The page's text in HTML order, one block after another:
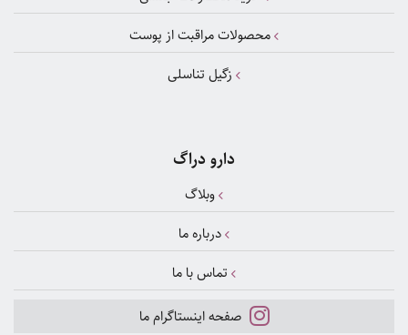
محصولات مراقبت از پوست
زگیل تناسلی
دارو دراگ
وبلاگ
درباره ما
تماس با ما
صفحه اینستاگرام ما